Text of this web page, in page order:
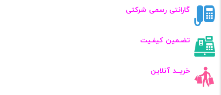
گارانتی رسمی شرکتی
تضـمین کیفـیت
خریــد آنلاین